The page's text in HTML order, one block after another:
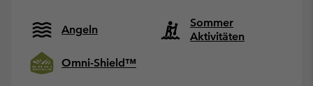
Angeln
Sommer
Aktivitäten
Omni-Shield™